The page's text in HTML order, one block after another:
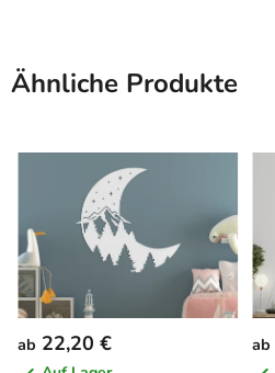
Ähnliche Produkte
ab 22,20 € ab